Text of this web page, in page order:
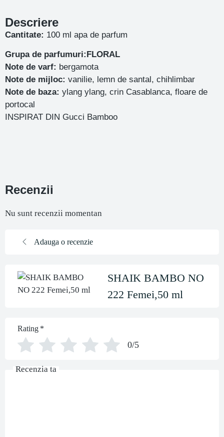
Descriere
Cantitate: 100 ml apa de parfum
Grupa de parfumuri:FLORAL
Note de varf: bergamota
Note de mijloc: vanilie, lemn de santal, chihlimbar
Note de baza: ylang ylang, crin Casablanca, floare de
portocal
INSPIRAT DIN Gucci Bamboo
Recenzii
Nu sunt recenzii momentan
Adauga o recenzie
SHAIK BAMBO NO
222 Femei,50 ml
Rating *
0/5
Recenzia ta